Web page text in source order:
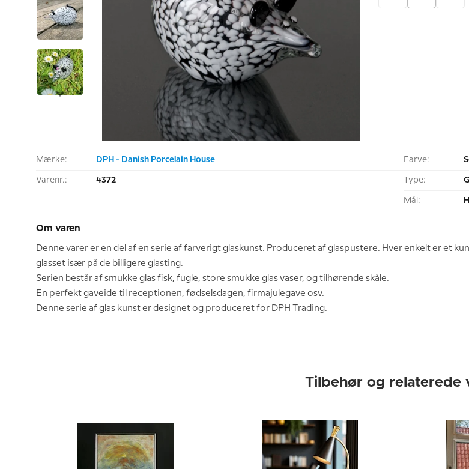
Mærke: DPH - Danish Porcelain House
Varenr.: 4372
Farve:
Type:
Mål:
Om varen
Denne varer er en del af en serie af farverigt glaskunst. Produceret af glaspustere. Hver enkelt er et
glasset især på de billigere glasting.
Serien består af smukke glas fisk, fugle, store smukke glas vaser, og tilhørende skåle.
En perfekt gaveide til receptionen, fødselsdagen, firmajulegave osv.
Denne serie af glas kunst er designet og produceret for DPH Trading.
Tilbehør og relaterede